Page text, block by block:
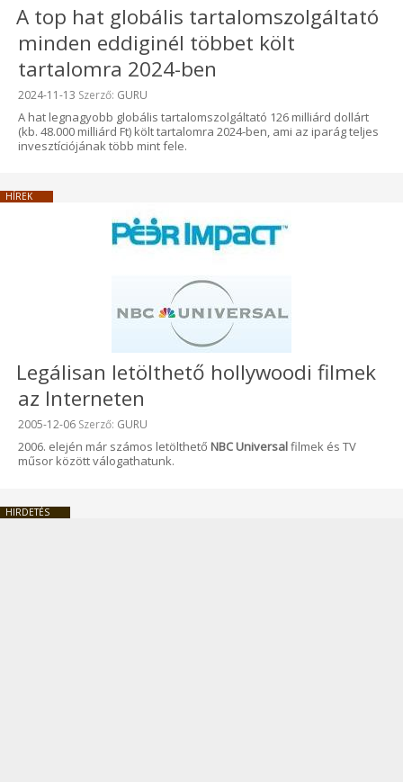
A top hat globális tartalomszolgáltató
minden eddiginél többet költ
tartalomra 2024-ben
Beküldve:
2024-11-13 Szerző: GURU
A hat legnagyobb globális tartalomszolgáltató 126 milliárd dollárt
(kb. 48.000 milliárd Ft) költ tartalomra 2024-ben, ami az iparág teljes
invesztíciójának több mint fele.
HÍREK
Legálisan letölthető hollywoodi filmek
az Interneten
Beküldve:
2005-12-06 Szerző: GURU
2006. elején már számos letölthető NBC Universalfilmek és TV
műsor között válogathatunk.
HIRDETÉS